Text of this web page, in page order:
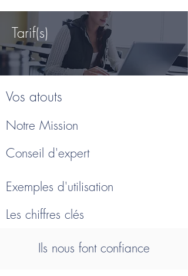
Tarif(s)
Vos atouts
Notre Mission
Conseil d'expert
Exemples d'utilisation
Les chiffres clés
Ils nous font confiance